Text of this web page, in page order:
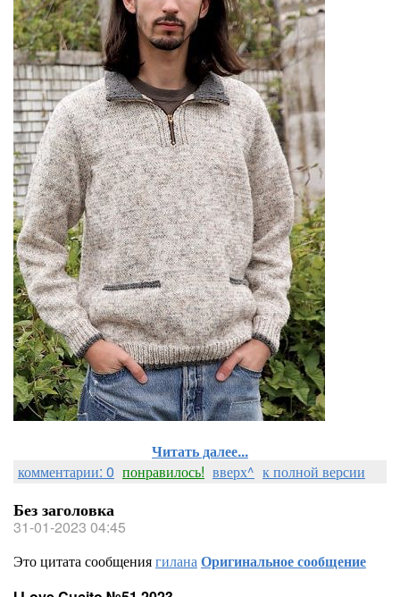
Читать далее...
комментарии: 0 понравилось! вверх^ к полной версии
Без заголовка
31-01-2023 04:45
Это цитата сообщениягиланаОригинальное сообщение